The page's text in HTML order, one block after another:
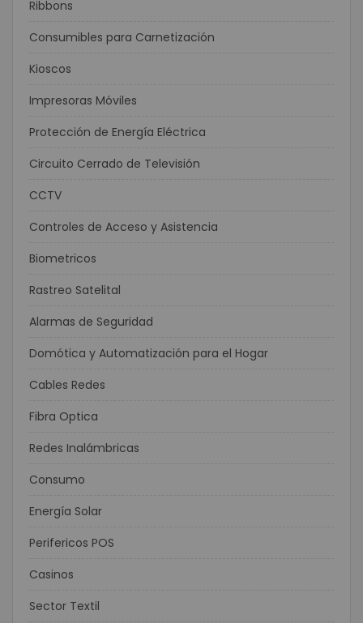
Ribbons
Consumibles para Carnetización
Kioscos
Impresoras Móviles
Protección de Energía Eléctrica
Circuito Cerrado de Televisión
CCTV
Controles de Acceso y Asistencia
Biometricos
Rastreo Satelital
Alarmas de Seguridad
Domótica y Automatización para el Hogar
Cables Redes
Fibra Optica
Redes Inalámbricas
Consumo
Energía Solar
Perifericos POS
Casinos
Sector Textil